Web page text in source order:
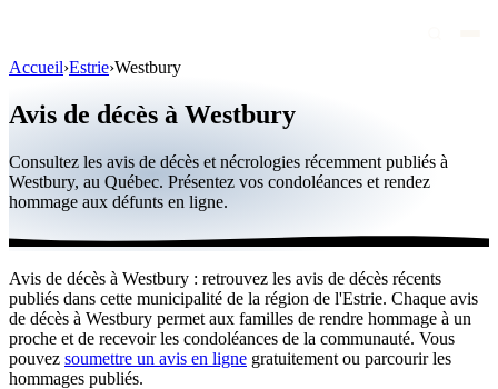
Personnalités publiques
Québec
Canada
International
Par région
Par ville
Maisons funéraires
Accueil›Estrie›Westbury
Avis de décès à Westbury
Consultez les avis de décès et nécrologies récemment publiés à
Westbury, au Québec. Présentez vos condoléances et rendez
hommage aux défunts en ligne.
Avis de décès à Westbury : retrouvez les avis de décès récents
publiés dans cette municipalité de la région de l'Estrie. Chaque avis
de décès à Westbury permet aux familles de rendre hommage à un
proche et de recevoir les condoléances de la communauté. Vous
pouvez soumettre un avis en ligne gratuitement ou parcourir les
hommages publiés.